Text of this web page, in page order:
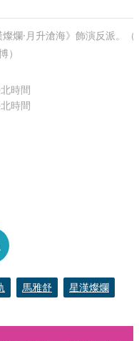
爛·月升滄海》飾演反派。（
）
時間
時間
馬雅舒 星漢燦爛